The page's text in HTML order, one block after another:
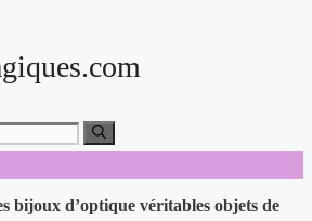
bijoux d’optique véritables objets de